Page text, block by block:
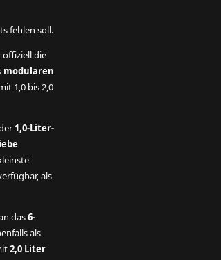
fehlen soll.
die
modularen
1,0 bis 2,0
1,0-Liter-
als
das6-
als
2,0 Liter